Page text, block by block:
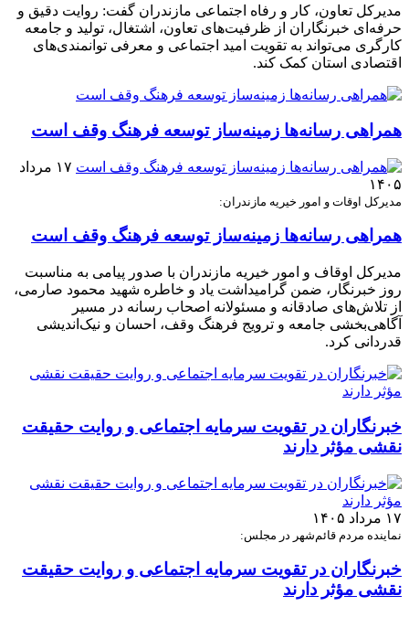
مدیرکل تعاون، کار و رفاه اجتماعی مازندران گفت: روایت دقیق و
حرفه‌ای خبرنگاران از ظرفیت‌های تعاون، اشتغال، تولید و جامعه
کارگری می‌تواند به تقویت امید اجتماعی و معرفی توانمندی‌های
اقتصادی استان کمک کند.
همراهی رسانه‌ها زمینه‌ساز توسعه فرهنگ وقف است
۱۷ مرداد
۱۴۰۵
مدیرکل اوقات و امور خیریه مازندران:
همراهی رسانه‌ها زمینه‌ساز توسعه فرهنگ وقف است
مدیرکل اوقاف و امور خیریه مازندران با صدور پیامی به مناسبت
روز خبرنگار، ضمن گرامیداشت یاد و خاطره شهید محمود صارمی،
از تلاش‌های صادقانه و مسئولانه اصحاب رسانه در مسیر
آگاهی‌بخشی جامعه و ترویج فرهنگ وقف، احسان و نیک‌اندیشی
قدردانی کرد.
خبرنگاران در تقویت سرمایه اجتماعی و روایت حقیقت
نقشی مؤثر دارند
۱۷ مرداد ۱۴۰۵
نماینده مردم قائم‌شهر در مجلس:
خبرنگاران در تقویت سرمایه اجتماعی و روایت حقیقت
نقشی مؤثر دارند